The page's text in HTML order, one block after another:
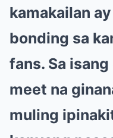
kamakailan
bonding sa
fans. Sa
meet na
muling